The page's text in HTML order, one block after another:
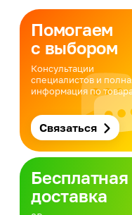
Помогаем
с выбором
Консультации
специалистов и
информация по
Связаться
Бесплатная
доставка